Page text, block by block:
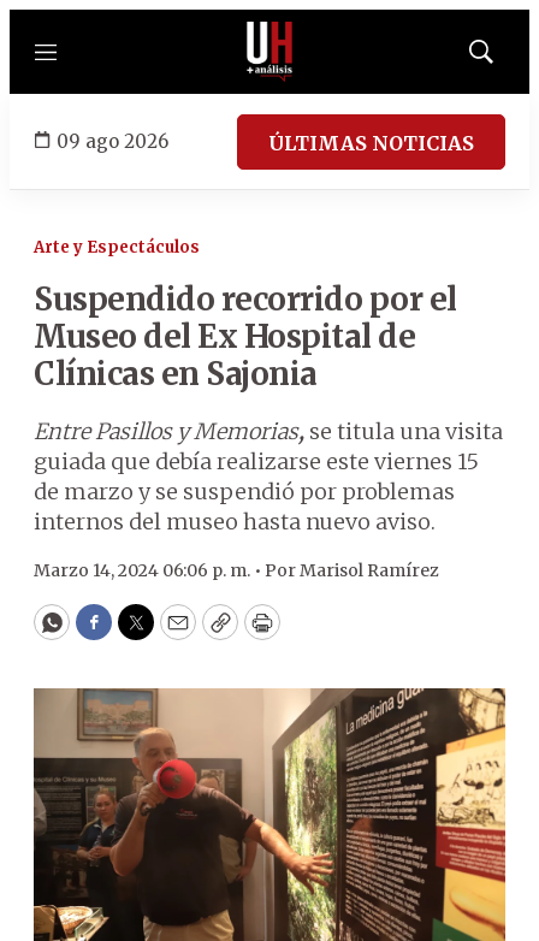
Menú
Mostrar
09 ago 2026 ÚLTIMAS NOTICIAS
Arte y Espectáculos
Suspendido recorrido por el
Museo del Ex Hospital de
Clínicas en Sajonia
Entre Pasillos y Memorias, se titula una visita
guiada que debía realizarse este viernes 15
de marzo y se suspendió por problemas
internos del museo hasta nuevo aviso.
Marzo 14, 2024 06:06 p. m. • PorMarisol Ramírez
WhatsApp
Facebook
Twitter
EmailCopyPrint